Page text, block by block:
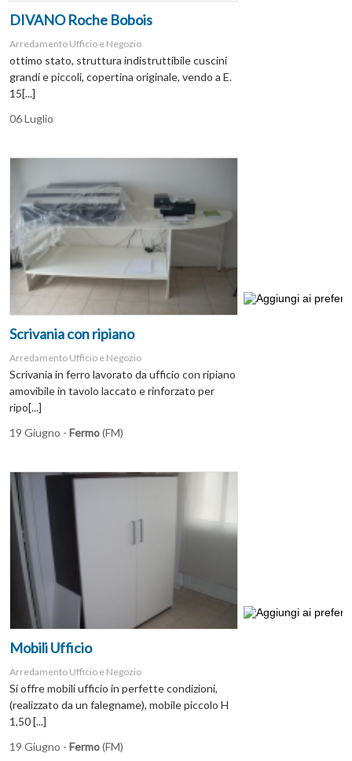
DIVANO Roche Bobois
Arredamento Ufficio e Negozio
ottimo stato, struttura indistruttibile cuscini
grandi e piccoli, copertina originale, vendo a E.
15[...]
06 Luglio
Scrivania con ripiano
Arredamento Ufficio e Negozio
Scrivania in ferro lavorato da ufficio con ripiano
amovibile in tavolo laccato e rinforzato per
ripo[...]
19 Giugno - Fermo(FM)
Mobili Ufficio
Arredamento Ufficio e Negozio
Si offre mobili ufficio in perfette condizioni,
(realizzato da un falegname), mobile piccolo H
1,50 [...]
19 Giugno - Fermo(FM)